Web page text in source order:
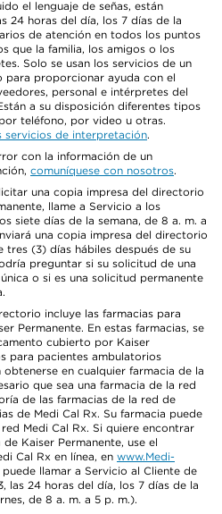
el lenguaje de señas, están
24 horas del día, los 7 días de la
de atención en todos los puntos
que la familia, los amigos o los
Solo se usan los servicios de un
para proporcionar ayuda con el
personal e intérpretes del
a su disposición diferentes tipos
teléfono, por video u otras.
servicios de interpretación.
con la información de un
comuníquese con nosotros.
una copia impresa del directorio
llame a Servicio a los
siete días de la semana, de 8 a. m. a
una copia impresa del directorio
(3) días hábiles después de su
preguntar si su solicitud de una
o si es una solicitud permanente
incluye las farmacias para
Permanente. En estas farmacias, se
cubierto por Kaiser
para pacientes ambulatorios
en cualquier farmacia de la
que sea una farmacia de la red
de las farmacias de la red de
de Medi Cal Rx. Su farmacia puede
Medi Cal Rx. Si quiere encontrar
Kaiser Permanente, use el
Cal Rx en línea, en www.Medi-
puede llamar a Servicio al Cliente de
las 24 horas del día, los 7 días de la
de 8 a. m. a 5 p. m.).